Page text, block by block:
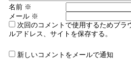
名前 ※
メール ※
次回のコメントで使用するためブラ
ルアドレス、サイトを保存する。
新しいコメントをメールで通知